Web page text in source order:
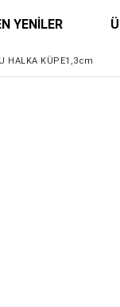
YENİLER
HALKA KÜPE1,3cm